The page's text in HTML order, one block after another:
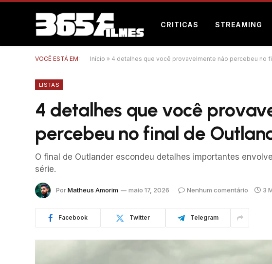
CRITICAS STREAMING
VOCÊ ESTÁ EM: Início » 4 detalhes que você provavelmente não percebeu no
LISTAS
4 detalhes que você
percebeu no final de
O final de Outlander escondeu detalhes importantes
série.
PorMatheus Amorim maio 17, 2026 Nenhum comentário 3
Facebook Twitter Telegram